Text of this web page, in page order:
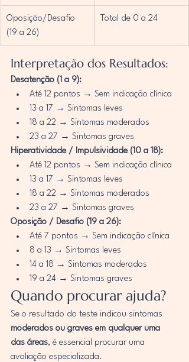
Oposição/Desafio
(19 a 26)
Total de 0 a 24
Interpretação dos Resultados:
Desatenção (1 a 9):
Até 12 pontos → Sem indicação clínica
13 a 17 → Sintomas leves
18 a 22 → Sintomas moderados
23 a 27 → Sintomas graves
Hiperatividade / Impulsividade (10 a 18):
Até 12 pontos → Sem indicação clínica
13 a 17 → Sintomas leves
18 a 22 → Sintomas moderados
23 a 27 → Sintomas graves
Oposição / Desafio (19 a 26):
Até 7 pontos → Sem indicação clínica
8 a 13 → Sintomas leves
14 a 18 → Sintomas moderados
19 a 24 → Sintomas graves
Quando procurar ajuda?
Se o resultado do teste indicou sintomas
moderados ou graves em qualquer uma
das áreas, é essencial procurar uma
avaliação especializada.